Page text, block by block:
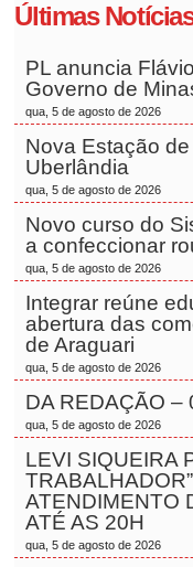
Últimas
PL anuncia
Governo de
qua, 5 de agosto de 2026
Nova Estação
Uberlândia
qua, 5 de agosto de 2026
Novo curso do
a confeccionar
qua, 5 de agosto de 2026
Integrar reúne
abertura das
de Araguari
qua, 5 de agosto de 2026
DA REDAÇÃO –
qua, 5 de agosto de 2026
LEVI SIQUEIRA
ATENDIMENTO
ATÉ AS 20H
qua, 5 de agosto de 2026